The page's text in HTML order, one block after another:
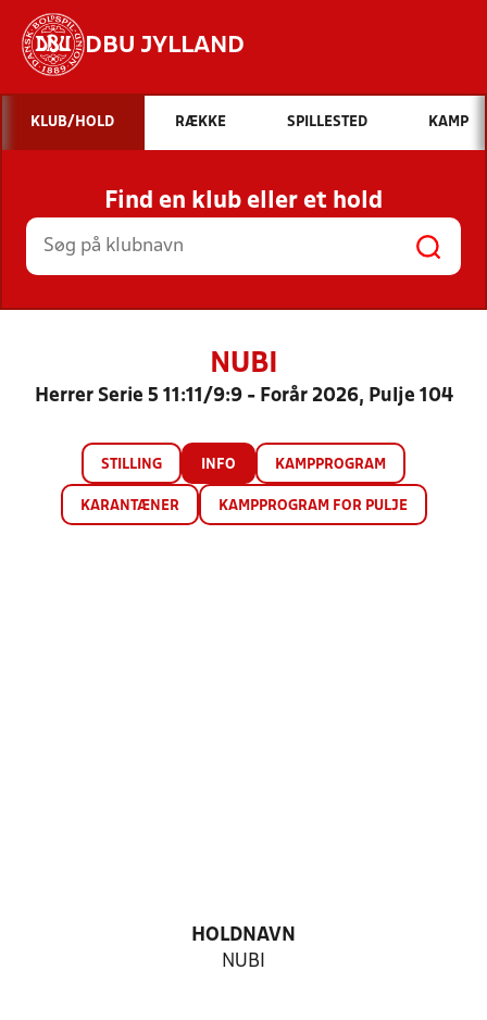
DBU JYLLAND
Hvad vil du søge efter?
INDHOLD OG NYHEDER
STILLINGER, RESULTATER, KLUBBER OG
HOLD
KLUB/HOLD RÆKKE SPILLESTED KAMP
Find en klub eller et hold
NUBI
Herrer Serie 5 11:11/9:9 - Forår 2026, Pulje 104
STILLING INFO KAMPPROGRAM
KARANTÆNER KAMPPROGRAM FOR PULJE
HOLDNAVN
NUBI